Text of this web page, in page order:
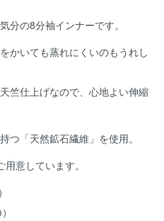
分の8分袖インナーです。
かいても蒸れにくいのもうれし
竺仕上げなので、心地よい伸縮
つ「天然鉱石繊維」を使用。
意しています。